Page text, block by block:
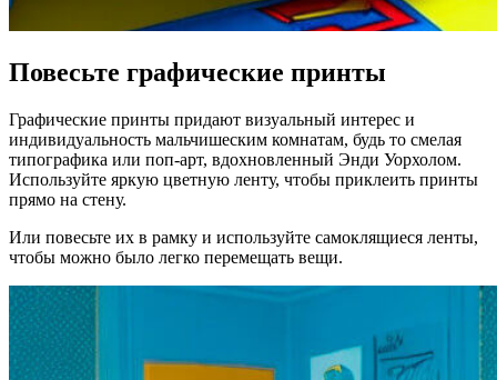
Повесьте графические принты
Графические принты придают визуальный интерес и
индивидуальность мальчишеским комнатам, будь то смелая
типографика или поп-арт, вдохновленный Энди Уорхолом.
Используйте яркую цветную ленту, чтобы приклеить принты
прямо на стену.
Или повесьте их в рамку и используйте самоклящиеся ленты,
чтобы можно было легко перемещать вещи.